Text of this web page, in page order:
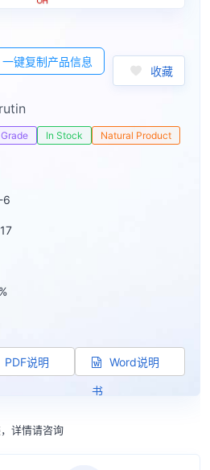
一键复制产品信息
收藏
In Stock Natural Product
6
PDF说明 Word说明
书
详情请咨询